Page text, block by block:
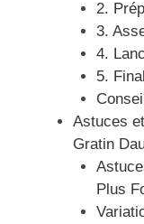
2.
3.
4.
5.
Astuces
Gratin
Plus